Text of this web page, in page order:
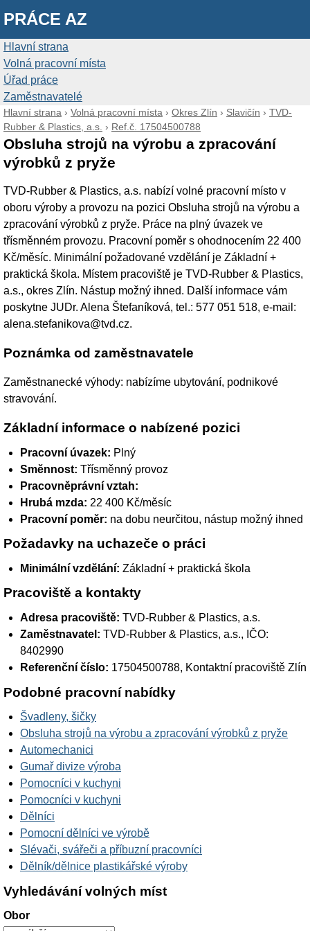
PRÁCE AZ
Hlavní strana
Volná pracovní místa
Úřad práce
Zaměstnavatelé
Hlavní strana › Volná pracovní místa › Okres Zlín › Slavičín › TVD-
Rubber & Plastics, a.s. › Ref.č. 17504500788
Obsluha strojů na výrobu a zpracování
výrobků z pryže
TVD-Rubber & Plastics, a.s. nabízí volné pracovní místo v
oboru výroby a provozu na pozici Obsluha strojů na výrobu a
zpracování výrobků z pryže. Práce na plný úvazek ve
třísměnném provozu. Pracovní poměr s ohodnocením 22 400
Kč/měsíc. Minimální požadované vzdělání je Základní +
praktická škola. Místem pracoviště je TVD-Rubber & Plastics,
a.s., okres Zlín. Nástup možný ihned. Další informace vám
poskytne JUDr. Alena Štefaníková, tel.: 577 051 518, e-mail:
alena.stefanikova@tvd.cz.
Poznámka od zaměstnavatele
Zaměstnanecké výhody: nabízíme ubytování, podnikové
stravování.
Základní informace o nabízené pozici
Pracovní úvazek: Plný
Směnnost: Třísměnný provoz
Pracovněprávní vztah:
Hrubá mzda: 22 400 Kč/měsíc
Pracovní poměr: na dobu neurčitou, nástup možný ihned
Požadavky na uchazeče o práci
Minimální vzdělání: Základní + praktická škola
Pracoviště a kontakty
Adresa pracoviště: TVD-Rubber & Plastics, a.s.
Zaměstnavatel: TVD-Rubber & Plastics, a.s., IČO:
8402990
Referenční číslo: 17504500788, Kontaktní pracoviště Zlín
Podobné pracovní nabídky
Švadleny, šičky
Obsluha strojů na výrobu a zpracování výrobků z pryže
Automechanici
Gumař divize výroba
Pomocníci v kuchyni
Pomocníci v kuchyni
Dělníci
Pomocní dělníci ve výrobě
Slévači, svářeči a příbuzní pracovníci
Dělník/dělnice plastikářské výroby
Vyhledávání volných míst
Obor